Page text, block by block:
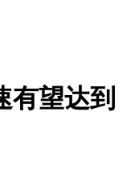
有望达到